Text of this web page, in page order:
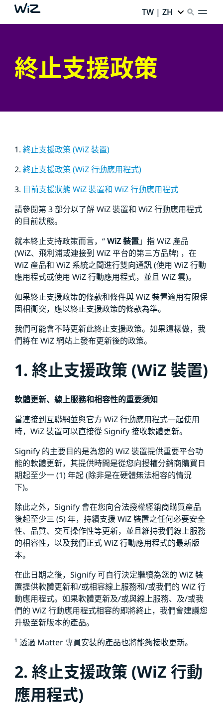
TW | ZH
終止支援政策
1. 終止支援政策 (WiZ 裝置)
2. 終止支援政策 (WiZ 行動應用程式)
3. 目前支援狀態 WiZ 裝置和 WiZ 行動應用程式
請參閱第 3 部分以了解 WiZ 裝置和 WiZ 行動應用程式
的目前狀態。
就本終止支持政策而言，“WiZ 裝置」指 WiZ 產品
(WiZ、飛利浦或連接到 WiZ 平台的第三方品牌) ，在
WiZ 產品和 WiZ 系統之間進行雙向通訊 (使用 WiZ 行動
應用程式或使用 WiZ 行動應用程式，並且 WiZ 雲)。
如果終止支援政策的條款和條件與 WiZ 裝置適用有限保
固相衝突，應以終止支援政策的條款為準。
我們可能會不時更新此終止支援政策。如果這樣做，我
們將在 WiZ 網站上發布更新後的政策。
1. 終止支援政策 (WiZ 裝置)
軟體更新、線上服務和相容性的重要須知
當連接到互聯網並與官方 WiZ 行動應用程式一起使用
時，WiZ 裝置可以直接從 Signify 接收軟體更新。
Signify 的主要目的是為您的 WiZ 裝置提供重要平台功
能的軟體更新，其提供時間是從您向授權分銷商購買日
期起至少一 (1) 年起 (除非是在硬體無法相容的情況
下)。
除此之外，Signify 會在您向合法授權經銷商購買產品
後起至少三 (5) 年，持續支援 WiZ 裝置之任何必要安全
性、品質、交互操作性等更新，並且維持我們線上服務
的相容性，以及我們正式 WiZ 行動應用程式的最新版
本。
在此日期之後，Signify 可自行決定繼續為您的 WiZ 裝
置提供軟體更新和/或相容線上服務和/或我們的 WiZ 行
動應用程式。如果軟體更新及/或與線上服務、及/或我
們的 WiZ 行動應用程式相容的即將終止，我們會建議您
升級至新版本的產品。
¹ 透過 Matter 專員安裝的產品也將能夠接收更新。
2. 終止支援政策 (WiZ 行動
應用程式)